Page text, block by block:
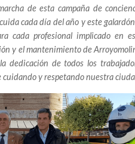
de esta campaña de
cada día del año y este
cada profesional implicado en
y el mantenimiento de
dedicación de todos los
cuidando y respetando nuestra